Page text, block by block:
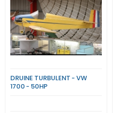
DRUINE TURBULENT - VW
1700 - 50HP